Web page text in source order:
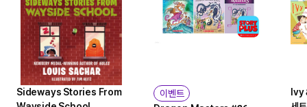
Sideways Stories From
이벤트
Ivy